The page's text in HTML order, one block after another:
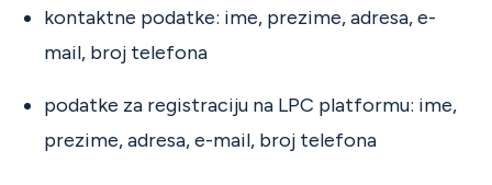
kontaktne podatke: ime, prezime, adresa, e-
mail, broj telefona
podatke za registraciju na LPC platformu: ime,
prezime, adresa, e-mail, broj telefona